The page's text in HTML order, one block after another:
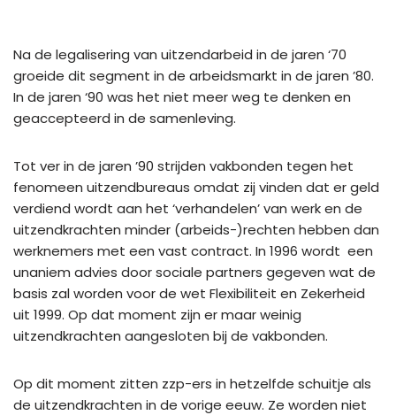
Na de legalisering van uitzendarbeid in de jaren ‘70
groeide dit segment in de arbeidsmarkt in de jaren ’80.
In de jaren ‘90 was het niet meer weg te denken en
geaccepteerd in de samenleving.
Tot ver in de jaren ’90 strijden vakbonden tegen het
fenomeen uitzendbureaus omdat zij vinden dat er geld
verdiend wordt aan het ‘verhandelen’ van werk en de
uitzendkrachten minder (arbeids-)rechten hebben dan
werknemers met een vast contract. In 1996 wordt een
unaniem advies door sociale partners gegeven wat de
basis zal worden voor de wet Flexibiliteit en Zekerheid
uit 1999. Op dat moment zijn er maar weinig
uitzendkrachten aangesloten bij de vakbonden.
Op dit moment zitten zzp-ers in hetzelfde schuitje als
de uitzendkrachten in de vorige eeuw. Ze worden niet